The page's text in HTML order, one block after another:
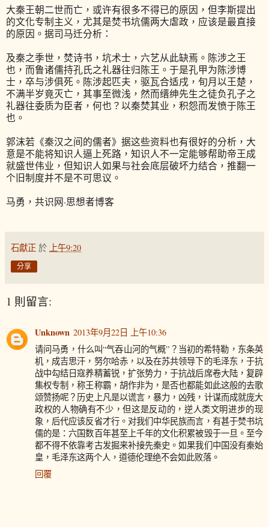
大秦王朝二世而亡，或许有很多不得已的原因，但李斯提出
的文化专制主义，尤其是焚书坑儒两大虐政，应该是最直接
的原因。据司马迁分析：
及秦之季世，焚诗书，坑术士，六艺从此缺焉。陈涉之王
也，而鲁诸儒持孔氏之礼器往归陈王。于是孔甲为陈涉博
士，卒与涉俱死。陈涉起匹夫，驱瓦合适戌，旬月以王楚，
不满半岁竟灭亡，其事至微浅，然而缙绅先生之徒负孔子之
礼器往委质为臣者，何也？以秦焚其业，积怨而发愤于陈王
也。
郭沫若《秦汉之间的儒者》据这些资料也有很好的分析，大
意是不能将知识人逼上死路，知识人不一定能够帮助帝王成
就盛世伟业，但知识人如果与社会底层破坏力结合，推翻一
个旧制度并不是不可思议。
马勇，共识网·思想者博客
石獻正 於 上午9:20
分享
1 則留言:
Unknown 2013年9月22日 上午10:36
请问马勇，什么叫“气吞山河的气概”？当初的希特勒，东条英
机，成吉思汗，努尔哈赤，以及在苏共领导下的毛泽东，于抗
战中勾结日寇养精蓄锐，扩张势力，于抗战后席卷大陆，复辟
集权专制，称王称霸，胡作非为，是否也都能如此这般的去歌
颂赞扬呢？历史上凡是以谎言，暴力，凶残，计谋而成就庞大
政权的人物确有不少，但这是反动的，逆人类文明进步的现
象，后代应该反省才行。对我们中华民族而言，有甚于焚书坑
儒的是：六国数百年甚至上千年的文化积累被毁于一旦。至今
都不得不依靠考古发掘来补接先秦史。如果我们中国没有秦始
皇，毛泽东这两个人，道德伦理绝不会如此败落。
回覆